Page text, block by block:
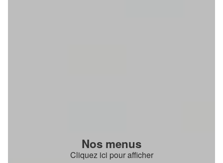
Nos menus
Cliquez ici pour afficher